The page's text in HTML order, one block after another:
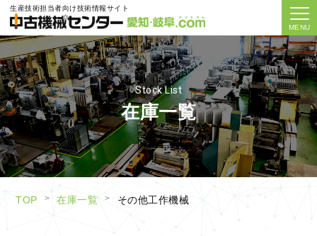
生産技術担当者向け技術情報サイト
TOP
初めての方へ
私たちの特徴
サービス一覧
Stock List
在庫一覧
TOP 在庫一覧 その他工作機械